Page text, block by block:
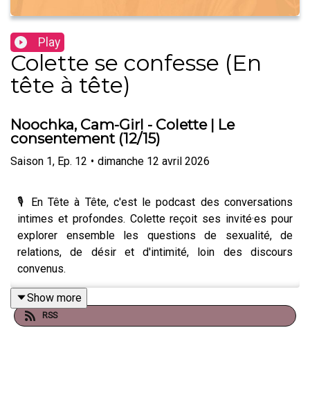
Play
Colette se confesse (En
tête à tête)
Noochka, Cam-Girl - Colette | Le
consentement (12/15)
Saison 1, Ep. 12 • dimanche 12 avril 2026
🎙️ En Tête à Tête, c'est le podcast des conversations
intimes et profondes. Colette reçoit ses invité·es pour
explorer ensemble les questions de sexualité, de
relations, de désir et d'intimité, loin des discours
convenus.
Chaque épisode est un dialogue authentique où se
Show more
RSS